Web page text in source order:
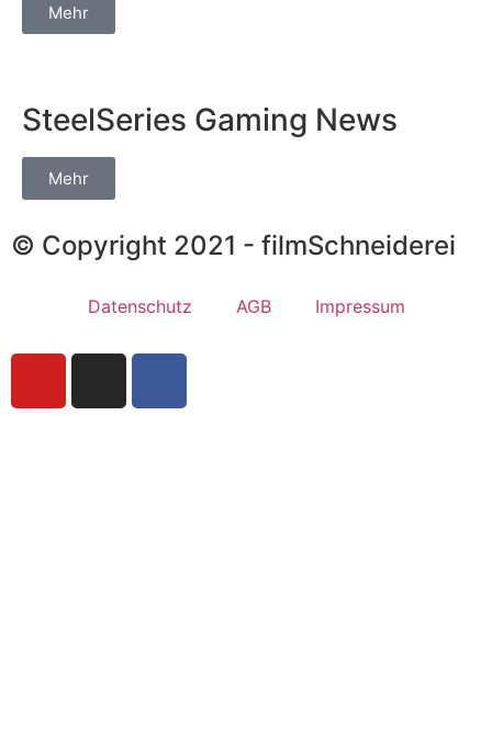
Mehr
SteelSeries Gaming News
Mehr
© Copyright 2021 - filmSchneiderei
Datenschutz AGB Impressum